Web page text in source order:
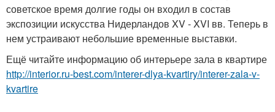
советское время долгие годы он входил в состав
экспозиции искусства Нидерландов XV - XVI вв. Теперь в
нем устраивают небольшие временные выставки.
Ещё читайте информацию об интерьере зала в квартире
http://interior.ru-best.com/interer-dlya-kvartiry/interer-zala-v-
kvartire